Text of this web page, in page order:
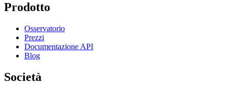
Prodotto
Osservatorio
Prezzi
Documentazione API
Blog
Società